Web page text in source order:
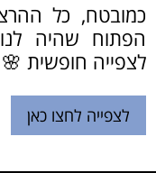
כמובטח, כל
הפתוח שהיה
לצפייה חופשית 🌸
לצפייה לחצו כאן